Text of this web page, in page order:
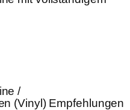
/
(Vinyl) Empfehlungen